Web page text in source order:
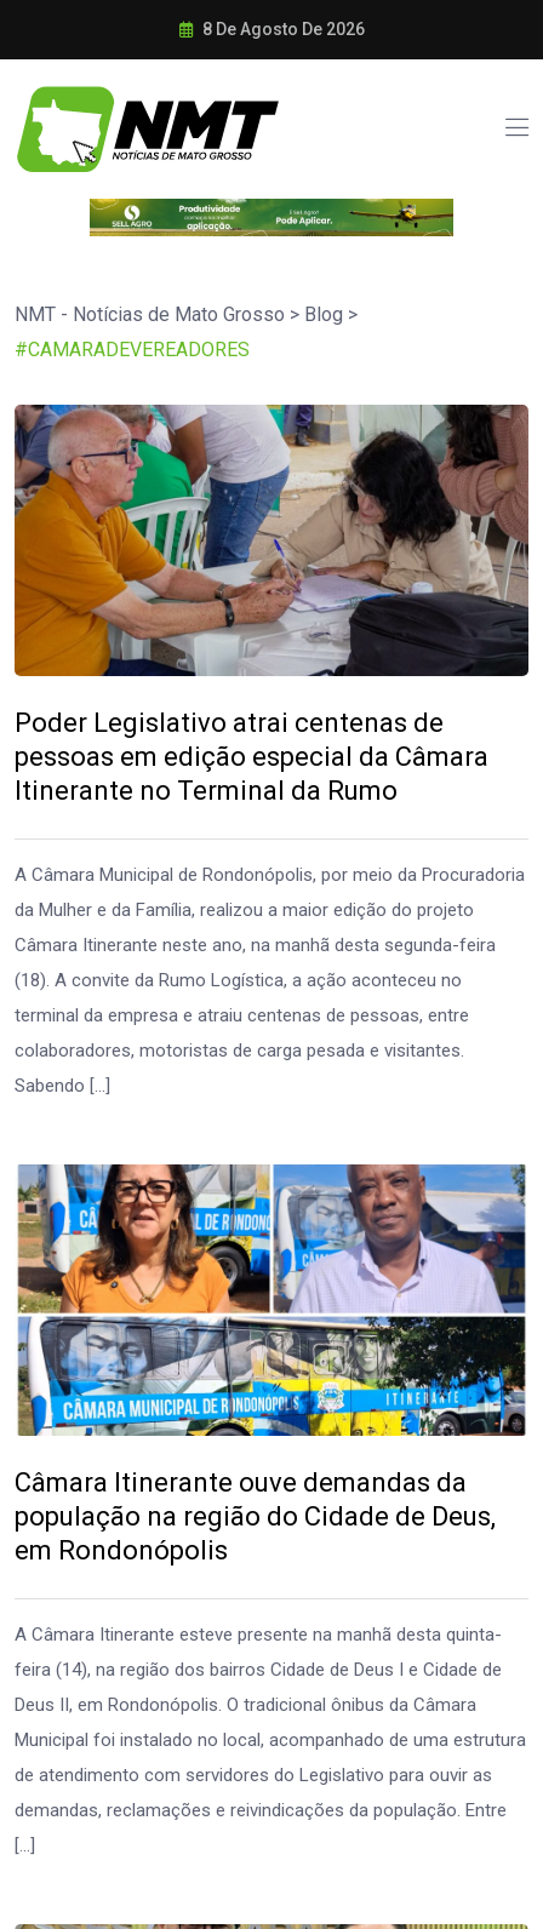
8 De Agosto De 2026
NMT - Notícias de Mato Grosso > Blog >
#CAMARADEVEREADORES
Poder Legislativo atrai centenas de
pessoas em edição especial da Câmara
Itinerante no Terminal da Rumo
A Câmara Municipal de Rondonópolis, por meio da Procuradoria
da Mulher e da Família, realizou a maior edição do projeto
Câmara Itinerante neste ano, na manhã desta segunda-feira
(18). A convite da Rumo Logística, a ação aconteceu no
terminal da empresa e atraiu centenas de pessoas, entre
colaboradores, motoristas de carga pesada e visitantes.
Sabendo […]
Câmara Itinerante ouve demandas da
população na região do Cidade de Deus,
em Rondonópolis
A Câmara Itinerante esteve presente na manhã desta quinta-
feira (14), na região dos bairros Cidade de Deus I e Cidade de
Deus II, em Rondonópolis. O tradicional ônibus da Câmara
Municipal foi instalado no local, acompanhado de uma estrutura
de atendimento com servidores do Legislativo para ouvir as
demandas, reclamações e reivindicações da população. Entre
[…]